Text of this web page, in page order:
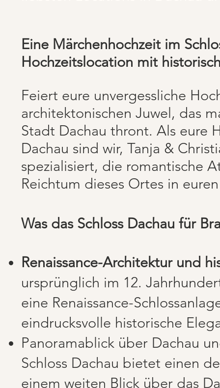
Eine Märchenhochzeit im
Hochzeitslocation mit
Feiert eure unvergessliche
architektonischen Juwel, das
Stadt Dachau thront. Als eure
Dachau sind wir, Tanja &
spezialisiert, die romantische
Reichtum dieses Ortes in
Was das Schloss Dachau für
Renaissance-Architektur und
ursprünglich im 12.
eine Renaissance-
eindrucksvolle historische
Panoramablick über Dachau
Schloss Dachau bietet einen
einem weiten Blick über das